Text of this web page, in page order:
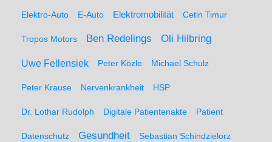
Elektro-Auto E-Auto Elektromobilität Cetin Timur
Tropos Motors Ben Redelings Oli Hilbring
Uwe Fellensiek Peter Közle Michael Schulz
Peter Krause Nervenkrankheit HSP
Dr. Lothar Rudolph Digitale Patientenakte Patient
Datenschutz Gesundheit Sebastian Schindzielorz